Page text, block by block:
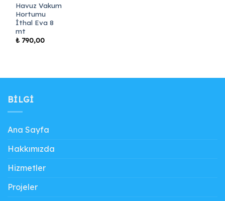
Havuz Vakum
Hortumu
İthal Eva 8
mt
₺ 790,00
BILGI
Ana Sayfa
Hakkımızda
Hizmetler
Projeler